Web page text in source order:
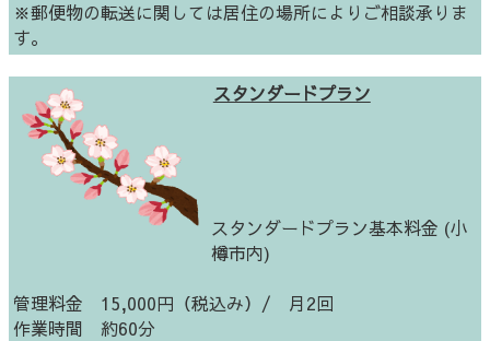
※郵便物の転送に関しては居住の場所によりご相談承りま
す。
スタンダードプラン
スタンダードプラン基本料金 (小
樽市内)
管理料金 15,000円（税込み）/ 月2回
作業時間 約60分